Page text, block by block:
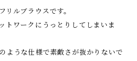
リルブラウスです。
トワークにうっとりしてしまいま
ような仕様で素敵さが抜かりないで